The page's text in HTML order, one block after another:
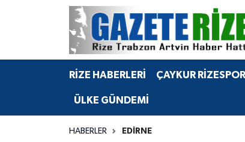
RİZE HABERLERİ ÇAYKUR RİZESPOR
ÜLKE GÜNDEMİ
HABERLER EDIRNE
BÖLGEMİZ
Merkez Nöbetçi Eczaneler
Merkez Hava Durumu
Merkez Trafik Yoğunluk Haritası